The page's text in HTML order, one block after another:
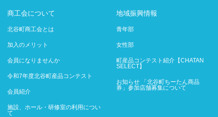
商工会について
北谷町商工会とは
加入のメリット
会員になりませんか
令和7年度北谷町産品コンテスト
会員紹介
施設、ホール・研修室の利用につい
て
地域振興情報
青年部
女性部
町産品コンテスト紹介【CHATAN
SELECT】
お知らせ 「北谷町ちーたん商品
券」参加店舗募集について